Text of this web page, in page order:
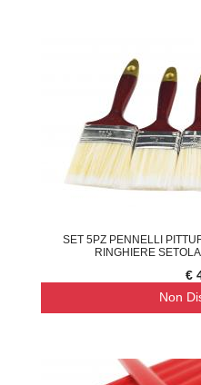
SET 5PZ PENNELLI
RINGHIERE
€
Non